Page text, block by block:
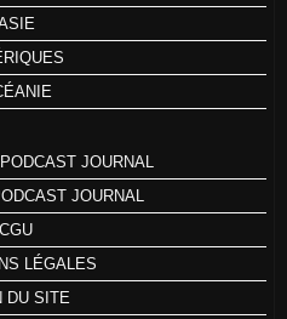
JOURNAL
JOURNAL
CGU
LÉGALES
DU SITE